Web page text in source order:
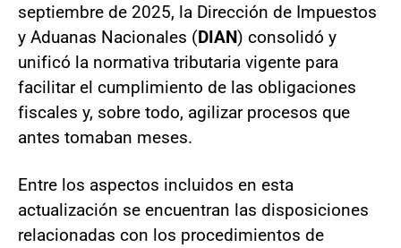
septiembre de 2025, la Dirección de Impuestos
y Aduanas Nacionales (DIAN) consolidó y
unificó la normativa tributaria vigente para
facilitar el cumplimiento de las obligaciones
fiscales y, sobre todo, agilizar procesos que
antes tomaban meses.
Entre los aspectos incluidos en esta
actualización se encuentran las disposiciones
relacionadas con los procedimientos de